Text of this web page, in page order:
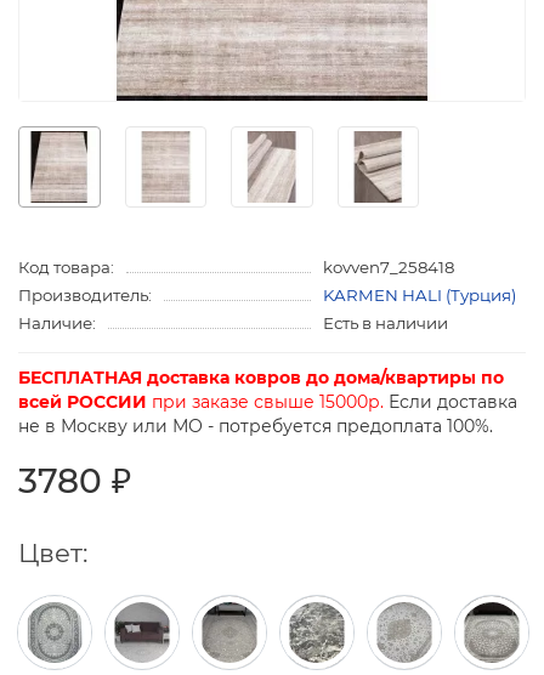
Код товара:
kovven7_258418
Производитель:
KARMEN HALI (Турция)
Наличие:
Есть в наличии
БЕСПЛАТНАЯ доставка ковров до дома/квартиры по
всей РОССИИ при заказе свыше 15000р. Если доставка
не в Москву или МО - потребуется предоплата 100%.
3780 ₽
Цвет: